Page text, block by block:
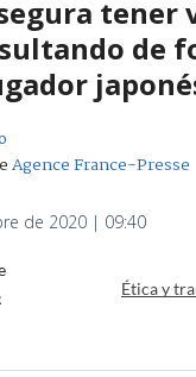
tener
de
Agence France-Presse
de 2020 | 09:40
Ética y